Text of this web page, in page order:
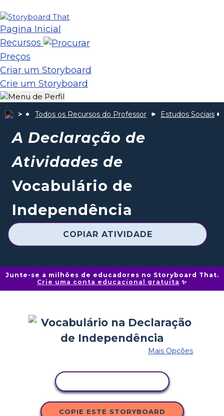
Pagina Inicial
Recursos
Preços
Criar um Storyboard
Crie um Storyboard
Todos os Recursos do Professor Estudos Sociais
A Declaração de
Atividades de
Vocabulário de
Independência
COPIAR ATIVIDADE
Junte-se a milhões de educadores no Storyboard That.
Crie uma conta educacional gratuita ✨
Mais Opções
COPIE ESTE STORYBOARD